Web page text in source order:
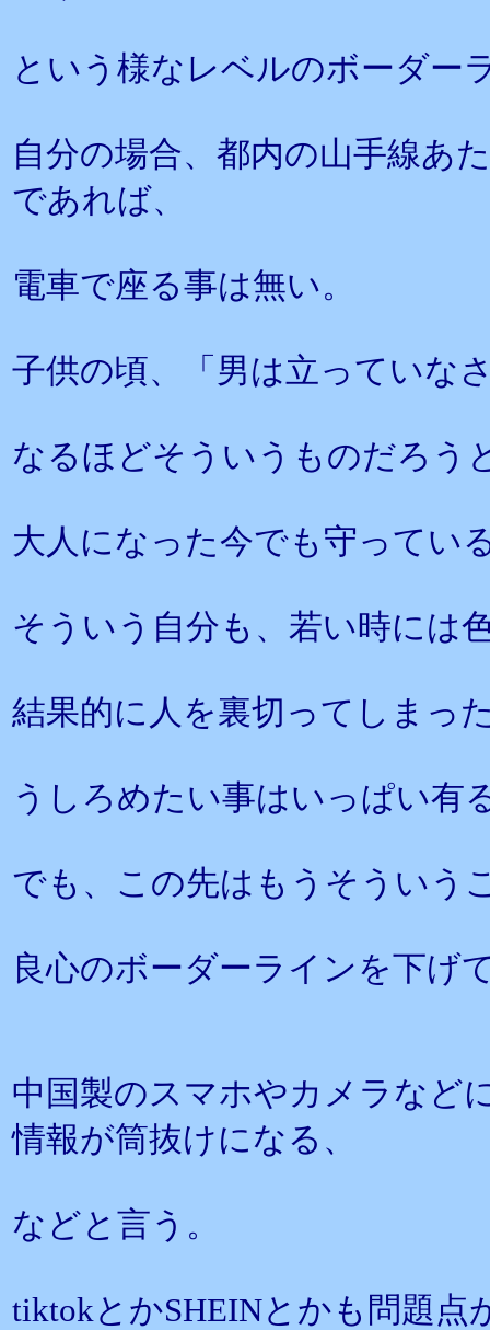
という様なレベルのボーダー
自分の場合、都内の山手線あ
であれば、
電車で座る事は無い。
子供の頃、「男は立っていな
なるほどそういうものだろう
大人になった今でも守ってい
そういう自分も、若い時には
結果的に人を裏切ってしまっ
うしろめたい事はいっぱい有
でも、この先はもうそういう
良心のボーダーラインを下げ
中国製のスマホやカメラなど
情報が筒抜けになる、
などと言う。
tiktokとかSHEINとかも問題点